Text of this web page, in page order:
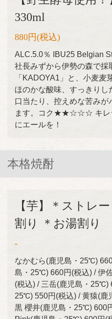
330ml
880円(税込)
ALC.5.0％ IBU25 Belgian
社長みずから伊勢の森で採
「KADOYA1」と、小麦麦
ほのかな酸味、すっきり
口当たり、控えめな苦み
ます。コク★★☆☆☆ キ
にエールを！
本格焼酎
【芋】＊ストレ
割り ＊お湯割り
-
なかむら(鹿児島・25℃)
島・25℃) 660円(税込) / 伊
(税込) / 三岳(鹿児島・25℃)
25℃) 550円(税込) / 黄猿(鹿
黒 櫻井(鹿児島・25℃) 600